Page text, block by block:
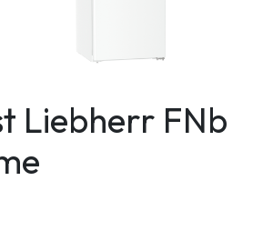
Liebherr FNb